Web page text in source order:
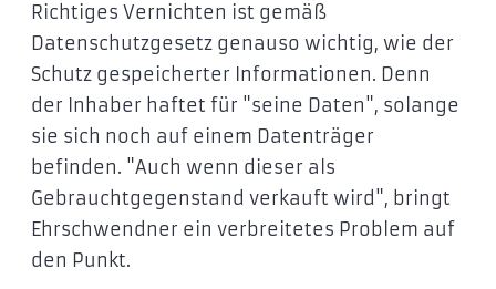
Richtiges Vernichten ist gemäß
Datenschutzgesetz genauso wichtig, wie der
Schutz gespeicherter Informationen. Denn
der Inhaber haftet für "seine Daten", solange
sie sich noch auf einem Datenträger
befinden. "Auch wenn dieser als
Gebrauchtgegenstand verkauft wird", bringt
Ehrschwendner ein verbreitetes Problem auf
den Punkt.